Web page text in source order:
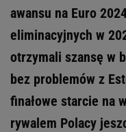
awansu na Euro
eliminacyjnych w
otrzymali szansę w
bez problemów z
finałowe starcie na
rywalem Polacy